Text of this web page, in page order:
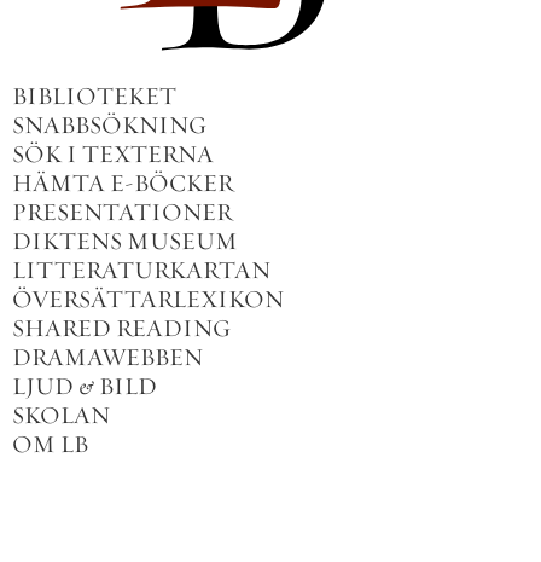
BIBLIOTEKET
SNABBSÖKNING
SÖK I TEXTERNA
HÄMTA E-BÖCKER
PRESENTATIONER
DIKTENS MUSEUM
LITTERATURKARTAN
ÖVERSÄTTARLEXIKON
SHARED READING
DRAMAWEBBEN
LJUD & BILD
SKOLAN
OM LB